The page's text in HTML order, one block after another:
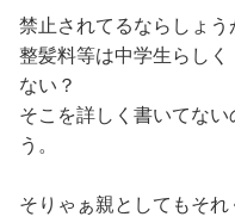
禁止されてるならしょ
整髪料等は中学生らし
ない？
そこを詳しく書いてな
う。
そりゃぁ親としてもそ